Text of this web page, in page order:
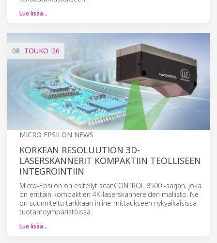
Lue lisää…
08 TOUKO '26
MICRO EPSILON NEWS
KORKEAN RESOLUUTION 3D-
LASERSKANNERIT KOMPAKTIIN TEOLLISEEN
INTEGROINTIIN
Micro-Epsilon on esitellyt scanCONTROL 8500 -sarjan, joka
on erittäin kompaktien 4K-laserskannereiden mallisto. Ne
on suunniteltu tarkkaan inline-mittaukseen nykyaikaisissa
tuotantoympäristöissä.
Lue lisää…